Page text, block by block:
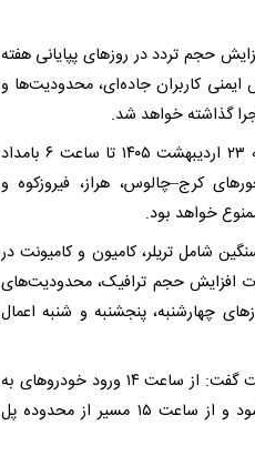
حجم تردد در روزهای پپایانی هفته
کاربران جاده‌ای، محدودیت‌ها و
گذاشته خواهد شد.
وی افزود: بر این اساس، از ساعت ۱۲ روز چهارشنبه ۲۳ اردیبهشت ۱۴۰۵ تا ساعت ۶ بامداد
کرج–چالوس، هراز، فیروزکوه و
خواهد بود.
شامل تریلر، کامیون و کامیونت در
افزایش حجم ترافیک، محدودیت‌های
چهارشنبه، پنجشنبه و شنبه اعمال
وی با تشریح محدودیت‌های روز جمعه ۲۵ اردیبهشت گفت: از ساعت ۱۴ ورود خودروهای به
مقصد چالوس از آزادراه تهران–شمال محدود می‌شود و از ساعت ۱۵ مسیر از محدوده پل